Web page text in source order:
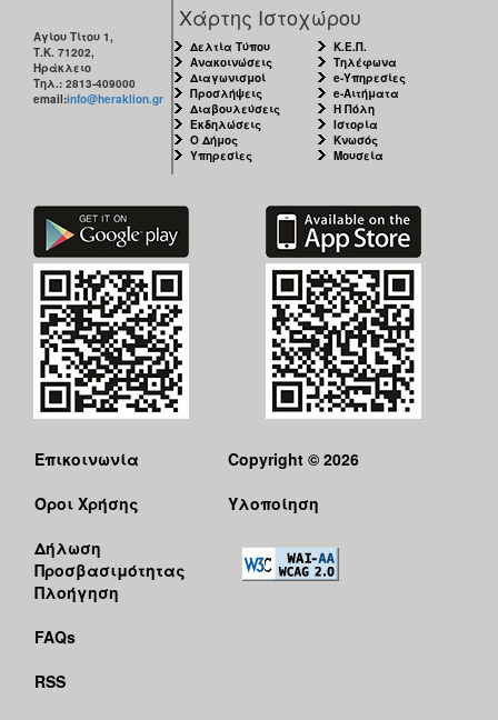
Αγίου Τίτου 1,
Τ.Κ. 71202,
Ηράκλειο
Τηλ.: 2813-409000
email:info@heraklion.gr
Χάρτης Ιστοχώρου
Δελτία Τύπου
Ανακοινώσεις
Διαγωνισμοί
Προσλήψεις
Διαβουλεύσεις
Εκδηλώσεις
Ο Δήμος
Υπηρεσίες
Κ.Ε.Π.
Τηλέφωνα
e-Υπηρεσίες
e-Αιτήματα
Η Πόλη
Ιστορία
Κνωσός
Μουσεία
Επικοινωνία
Όροι Χρήσης
Δήλωση
Προσβασιμότητας
Πλοήγηση
FAQs
RSS
Copyright © 2026
Υλοποίηση